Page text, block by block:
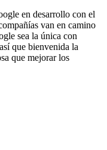
en desarrollo con el
van en camino
sea la única con
que bienvenida la
que mejorar los